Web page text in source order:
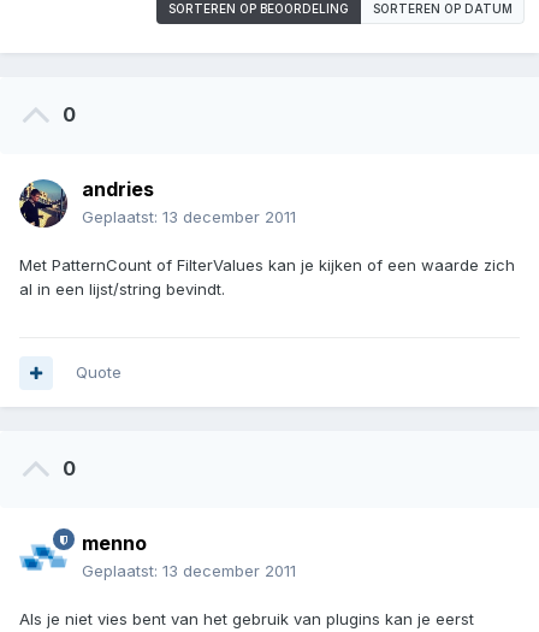
SORTEREN OP BEOORDELING SORTEREN OP DATUM
0
andries
Geplaatst: 13 december 2011
Met PatternCount of FilterValues kan je kijken of een waarde zich
al in een lijst/string bevindt.
Quote
0
menno
Geplaatst: 13 december 2011
Als je niet vies bent van het gebruik van plugins kan je eerst